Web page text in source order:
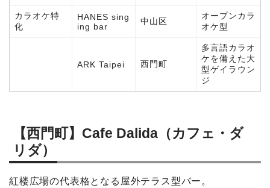
カラオケ特
化
HANES sing
ing bar
中山区
オープンカラ
オケ型
ARK Taipei 西門町
多言語カラオ
ケを備えた大
型ゲイラウン
ジ
【西門町】Cafe Dalida（カフェ・ダ
リダ）
紅楼広場の代表格となる屋外テラス型バー。